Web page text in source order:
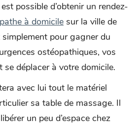
possible d’obtenir un rendez-
à domicile sur la ville de
pour gagner du
ostéopathiques, vos
se déplacer à votre domicile.
avec lui tout le matériel
sa table de massage. Il
un peu d’espace chez